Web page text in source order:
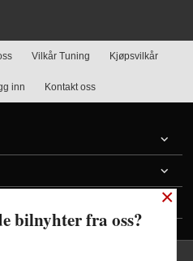
Vilkår Tuning Kjøpsvilkår
inn Kontakt oss
×
bilnyhter fra oss?